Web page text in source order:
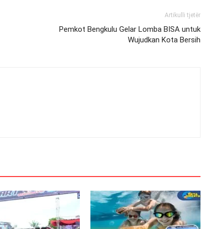
Artikulli tjetër
Pemkot Bengkulu Gelar Lomba BISA untuk
Wujudkan Kota Bersih